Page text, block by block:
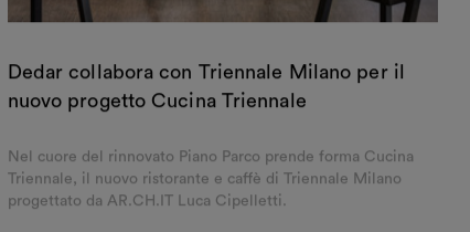
Dedar collabora con Triennale Milano per il
nuovo progetto Cucina Triennale
Nel cuore del rinnovato Piano Parco prende forma Cucina
Triennale, il nuovo ristorante e caffè di Triennale Milano
progettato da AR.CH.IT Luca Cipelletti.